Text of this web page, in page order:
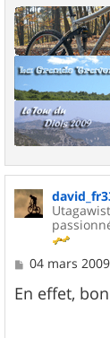
M
s
s
04 mars
En effet,